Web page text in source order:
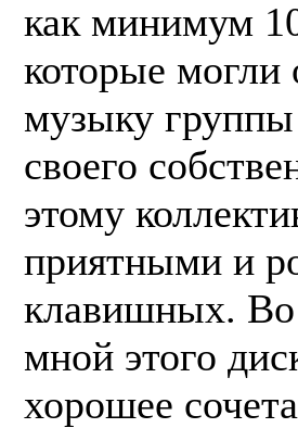
как минимум
которые могли
музыку группы
своего
этому
приятными и
клавишных.
мной этого
хорошее